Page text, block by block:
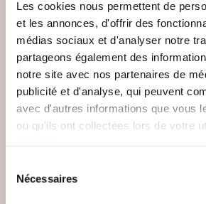
Les cookies nous permettent de
et les annonces, d'offrir des
médias sociaux et d'analyser notre
partageons également des
notre site avec nos partenaires de
publicité et d'analyse, qui peuvent
avec d'autres informations que vous
ou qu'ils ont collectées lors de votre
Nécessaires